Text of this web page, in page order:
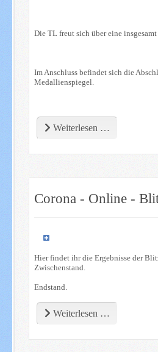
Die TL freut sich über eine
Im Anschluss befindet sich die
Medallienspiegel.
Weiterlesen …
Corona - Online -
Hier findet ihr die Ergebnisse der
Zwischenstand.
Endstand.
Weiterlesen …